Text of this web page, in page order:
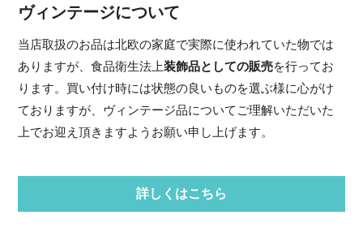
ヴィンテージについて
当店取扱のお品は北欧の家庭で実際に使われていた物では
ありますが、食品衛生法上装飾品としての販売を行ってお
ります。買い付け時には状態の良いものを選ぶ様に心がけ
ておりますが、ヴィンテージ品についてご理解いただいた
上でお迎え頂きますようお願い申し上げます。
詳しくはこちら